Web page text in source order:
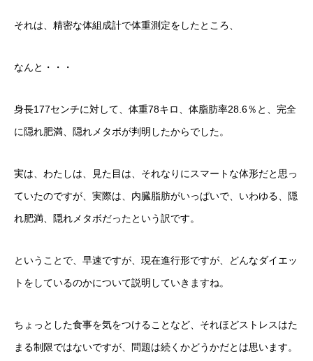
それは、精密な体組成計で体重測定をしたところ、
なんと・・・
身長177センチに対して、体重78キロ、体脂肪率28.6％と、完全
に隠れ肥満、隠れメタボが判明したからでした。
実は、わたしは、見た目は、それなりにスマートな体形だと思っ
ていたのですが、実際は、内臓脂肪がいっぱいで、いわゆる、隠
れ肥満、隠れメタボだったという訳です。
ということで、早速ですが、現在進行形ですが、どんなダイエッ
トをしているのかについて説明していきますね。
ちょっとした食事を気をつけることなど、それほどストレスはた
まる制限ではないですが、問題は続くかどうかだとは思います。